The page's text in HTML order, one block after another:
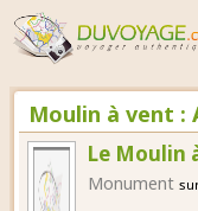
Moulin à vent :
Le Moulin
Monument